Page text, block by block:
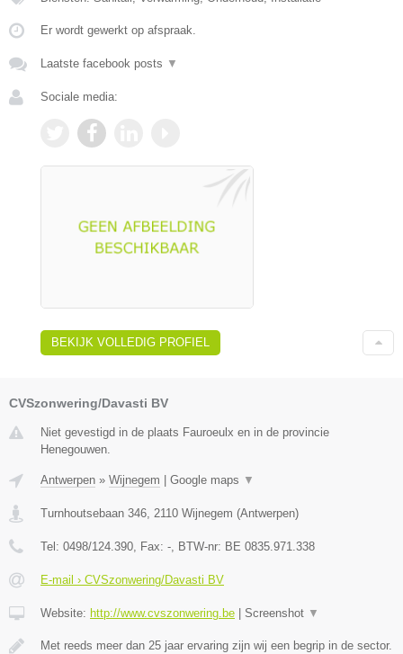
Er wordt gewerkt op afspraak.
Laatste facebook posts ▼
Sociale media:
BEKIJK VOLLEDIG PROFIEL
CVSzonwering/Davasti BV
Niet gevestigd in de plaats Fauroeulx en in de provincie
Henegouwen.
Antwerpen » Wijnegem Google maps ▼
Turnhoutsebaan 346, 2110 Wijnegem (Antwerpen)
Tel: 0498/124.390, Fax: -, BTW-nr: BE 0835.971.338
E-mail › CVSzonwering/Davasti BV
Website: http://www.cvszonwering.be Screenshot ▼
Met reeds meer dan 25 jaar ervaring zijn wij een begrip in de sector.